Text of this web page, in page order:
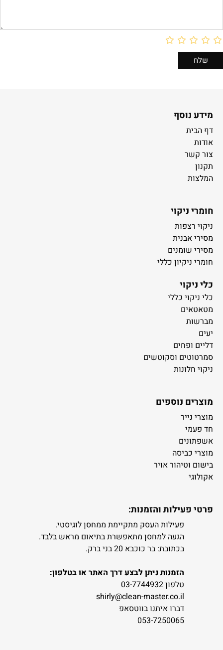
מידע נוסף
דף הבית
אודות
צור קשר
תקנון
המלצות
חומרי ניקוי
ניקוי רצפות
מסירי אבנית
מסירי שומנים
חומרי ניקיון כללי
כלי ניקוי
כלי ניקוי כללי
מטאטאים
מברשות
יעים
דליים ופחים
סמרטוטים וסקוטשים
ניקוי חלונות
מוצרים נוספים
מוצרי נייר
חד פעמי
אשפתונים
מוצרי כביסה
בישום וטיהור אויר
אקולוגי
פרטי פעילות והזמנות:
פעילות העסק מתקיימת ממחסן לוגיסטי.
הגעה למחסן מתאפשרת בתיאום מראש בלבד.
בכתובת: בר כוכבא 20 בני ברק.
הזמנות ניתן לבצע דרך האתר או בטלפון:
טלפון 03-7744932
shirly@clean-master.co.il
דברו איתנו בווטסאפ
053-7250065